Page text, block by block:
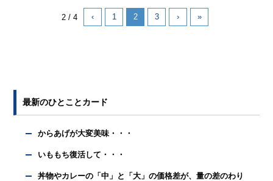
2 / 4 ‹ 1 2 3 › »
最新のひとことカード
からあげが大変美味・・・
いももち復活して・・・
丼物やカレーの「中」と「大」の価格差が、量の差のわり